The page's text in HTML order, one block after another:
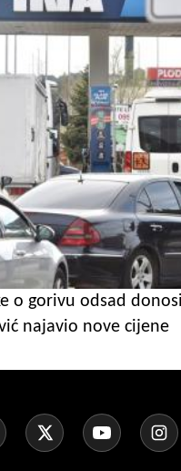
o gorivu odsad
najavio nove cijene